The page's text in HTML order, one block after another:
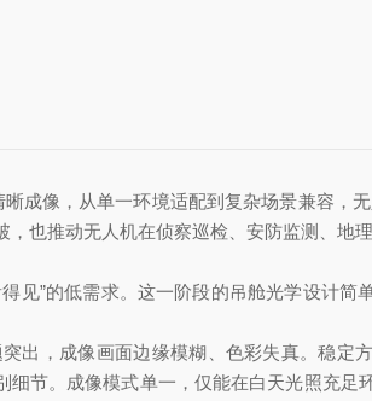
像，从单一环境适配到复杂场景兼容，无
也推动无人机在侦察巡检、安防监测、地
见”的低需求。这一阶段的吊舱光学设计简
，成像画面边缘模糊、色彩失真。稳定
节。成像模式单一，仅能在白天光照充足